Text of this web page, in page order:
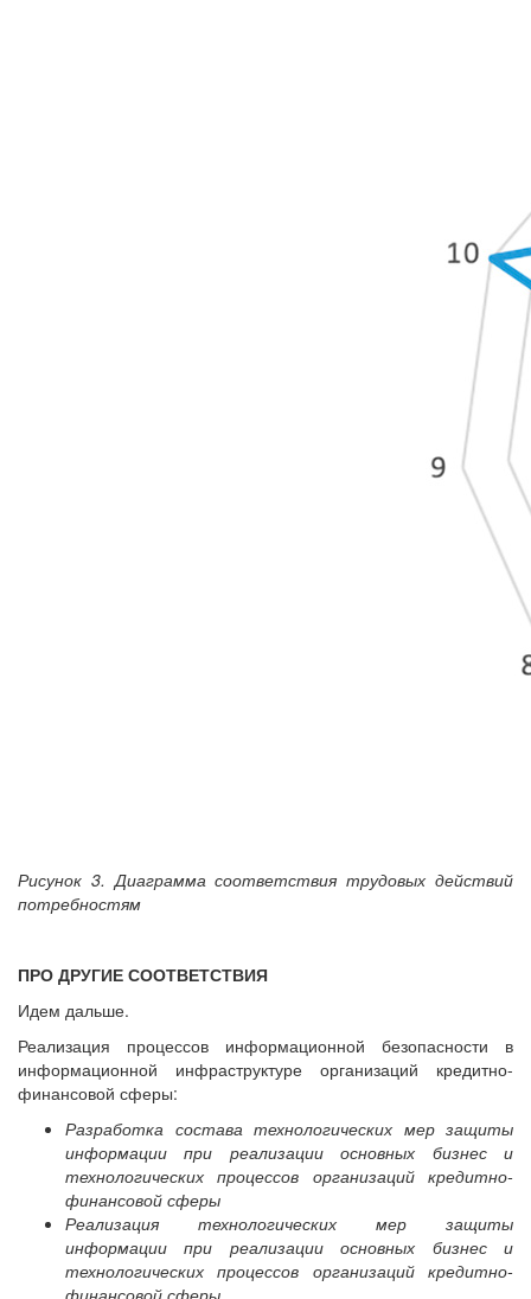
Рисунок 3. Диаграмма соответствия трудовых действий
потребностям
ПРО ДРУГИЕ СООТВЕТСТВИЯ
Идем дальше.
Реализация процессов информационной безопасности в
информационной инфраструктуре организаций кредитно-
финансовой сферы:
Разработка состава технологических мер защиты
информации при реализации основных бизнес и
технологических процессов организаций кредитно-
финансовой сферы
Реализация технологических мер защиты
информации при реализации основных бизнес и
технологических процессов организаций кредитно-
финансовой сферы